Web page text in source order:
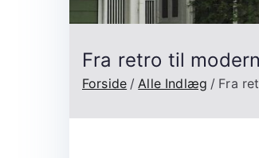
Fra retro til
Forside Alle Indlæg Fra